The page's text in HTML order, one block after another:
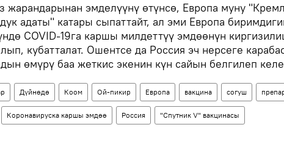
жарандарынан эмделүүнү өтүнсө, Европа муну
адаты" катары сыпаттайт, ал эми Европа
COVID-19га каршы милдеттүү эмдөөнүн
кубатталат. Ошентсе да Россия эч нерсеге
өмүрү баа жеткис экенин күн сайын белгилеп
Дүйнөдө Коом Ой-пикир Европа вакцина согуш
Коронавируска каршы эмдөө Россия "Спутник V" вакцинасы